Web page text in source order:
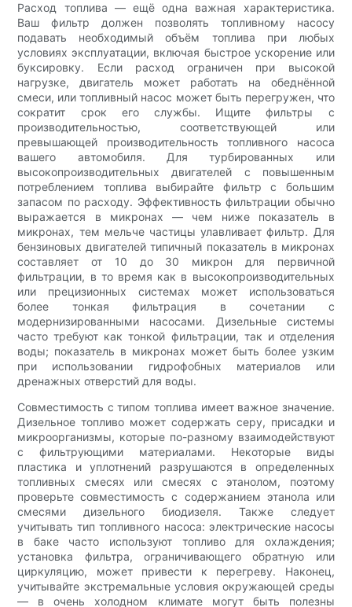
Расход топлива — ещё одна важная характеристика.
Ваш фильтр должен позволять топливному насосу
подавать необходимый объём топлива при любых
условиях эксплуатации, включая быстрое ускорение или
буксировку. Если расход ограничен при высокой
нагрузке, двигатель может работать на обеднённой
смеси, или топливный насос может быть перегружен, что
сократит срок его службы. Ищите фильтры с
производительностью, соответствующей или
превышающей производительность топливного насоса
вашего автомобиля. Для турбированных или
высокопроизводительных двигателей с повышенным
потреблением топлива выбирайте фильтр с большим
запасом по расходу. Эффективность фильтрации обычно
выражается в микронах — чем ниже показатель в
микронах, тем мельче частицы улавливает фильтр. Для
бензиновых двигателей типичный показатель в микронах
составляет от 10 до 30 микрон для первичной
фильтрации, в то время как в высокопроизводительных
или прецизионных системах может использоваться
более тонкая фильтрация в сочетании с
модернизированными насосами. Дизельные системы
часто требуют как тонкой фильтрации, так и отделения
воды; показатель в микронах может быть более узким
при использовании гидрофобных материалов или
дренажных отверстий для воды.
Совместимость с типом топлива имеет важное значение.
Дизельное топливо может содержать серу, присадки и
микроорганизмы, которые по-разному взаимодействуют
с фильтрующими материалами. Некоторые виды
пластика и уплотнений разрушаются в определенных
топливных смесях или смесях с этанолом, поэтому
проверьте совместимость с содержанием этанола или
смесями дизельного биодизеля. Также следует
учитывать тип топливного насоса: электрические насосы
в баке часто используют топливо для охлаждения;
установка фильтра, ограничивающего обратную или
циркуляцию, может привести к перегреву. Наконец,
учитывайте экстремальные условия окружающей среды
— в очень холодном климате могут быть полезны